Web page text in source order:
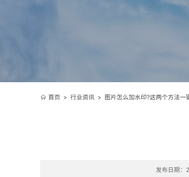
首页 > 行业资讯> 图片怎么加水印?这两个方法一
发布日期：